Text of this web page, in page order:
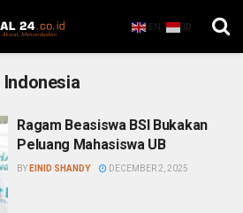
EN ID
Indonesia
Ragam Beasiswa BSI Bukakan
Peluang Mahasiswa UB
BY EINID SHANDY DECEMBER 2, 2025